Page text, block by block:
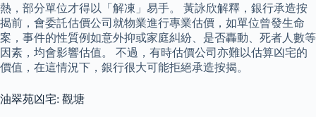
熱，部分單位才得以「解凍」易手。 黃詠欣解釋，銀行承造按
揭前，會委託估價公司就物業進行專業估價，如單位曾發生命
案，事件的性質例如意外抑或家庭糾紛、是否轟動、死者人數等
因素，均會影響估值。 不過，有時估價公司亦難以估算凶宅的
價值，在這情況下，銀行很大可能拒絕承造按揭。
油翠苑凶宅: 觀塘